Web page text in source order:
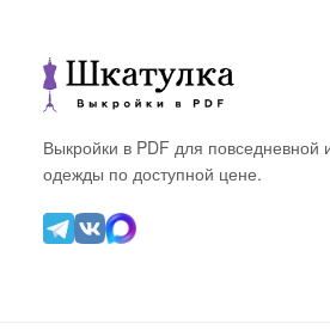
Выкройки в PDF для повседневной
одежды по доступной цене.